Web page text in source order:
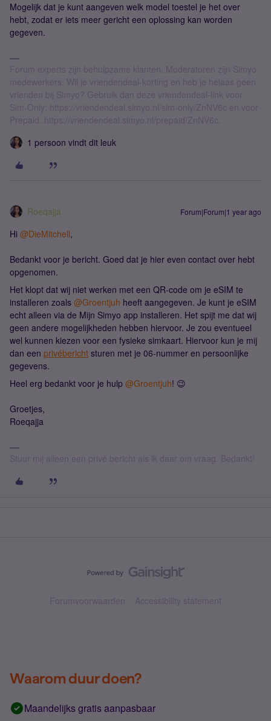
Mogelijk dat je kunt aangeven welk model toestel je het over
hebt, zodat er iets meer gericht een oplossing kan worden
gegeven.
Forum experts zijn behulpzame klanten. Moderatoren zijn Simyo
medewerkers. Wil je vriendendeal-korting en heb je helaas geen
vrienden bij Simyo? Gebruik dan deze vriendendeal-link voor
Sim-Only: https://vriendendeal.simyo.nl/sim-only/ZnNV6c en voor
Prepaid: https://vriendendeal.simyo.nl/prepaid/ZnNV6c.
1 persoon vindt dit leuk
Roeqajja Forum|Forum|1 year ago
Hi ​ @DieMitchell,
Bedankt voor je bericht. Goed dat je hier even contact over hebt
opgenomen.
Het klopt dat wij niet werken met een QR-code om je eSIM te
installeren zoals ​ @Groentjuh heeft aangegeven. Je kunt je eSIM
echt alleen via de Mijn Simyo app installeren. Het spijt me dat wij
geen andere mogelijkheden hebben hiervoor. Je zou eventueel
wel kunnen kiezen voor een fysieke simkaart. Hiervoor kun je mij
dan een privébericht sturen met je 06-nummer en persoonlijke
gegevens.
Heel erg bedankt voor je hulp ​ @Groentjuh! 😉
Groetjes,
Roeqajja
Stuur mij alleen een privé bericht als ik daar om vraag. Bedankt!
Forumvoorwaarden Accessibility statement
Waarom duur doen?
Maandelijks gratis aanpasbaar